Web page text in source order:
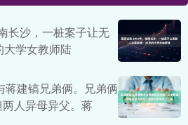
长沙，一桩案子让无
学女教师陆
蒋建镐兄弟俩。兄弟俩
人异母异父。蒋